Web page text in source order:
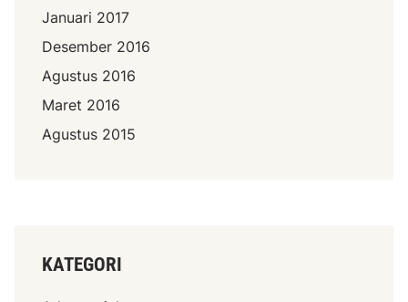
Januari 2017
Desember 2016
Agustus 2016
Maret 2016
Agustus 2015
KATEGORI